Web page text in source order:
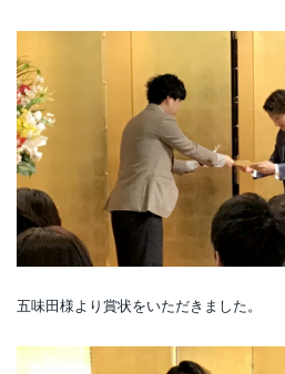
五味田様より賞状をいただきました。